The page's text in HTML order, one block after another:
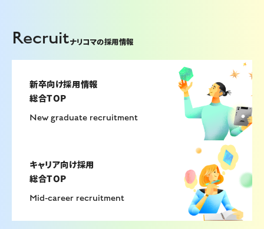
Web開催
【オンライン開催】お客様満足度向上・生産効率アップに
挑戦！製造業務改善体験コース
2026年8月26日
栄養士職向け
【WEB】栄養士・管理栄養士向け 就活スタートアップセ
Recruitナリコマの採用情報
新卒向け採用情報
総合TOP
New graduate recruitment
キャリア向け採用
総合TOP
Mid-career recruitment